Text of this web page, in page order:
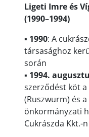
Ligeti Imre és
(1990–1994)
▪ 1990: A
társasághoz
során
▪ 1994.
szerződést köt
(Ruszwurm) és
önkormányzati
Cukrászda Kkt.-